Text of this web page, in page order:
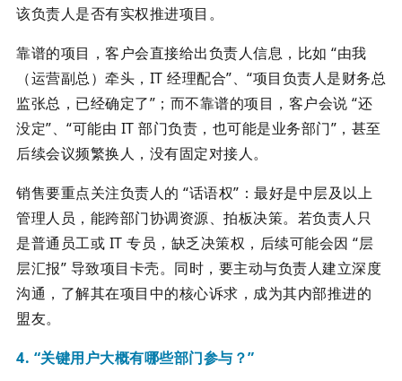
该负责人是否有实权推进项目。
靠谱的项目，客户会直接给出负责人信息，比如 “由我
（运营副总）牵头，IT 经理配合”、“项目负责人是财务总
监张总，已经确定了”；而不靠谱的项目，客户会说 “还
没定”、“可能由 IT 部门负责，也可能是业务部门”，甚至
后续会议频繁换人，没有固定对接人。
销售要重点关注负责人的 “话语权”：最好是中层及以上
管理人员，能跨部门协调资源、拍板决策。若负责人只
是普通员工或 IT 专员，缺乏决策权，后续可能会因 “层
层汇报” 导致项目卡壳。同时，要主动与负责人建立深度
沟通，了解其在项目中的核心诉求，成为其内部推进的
盟友。
4. “关键用户大概有哪些部门参与？”